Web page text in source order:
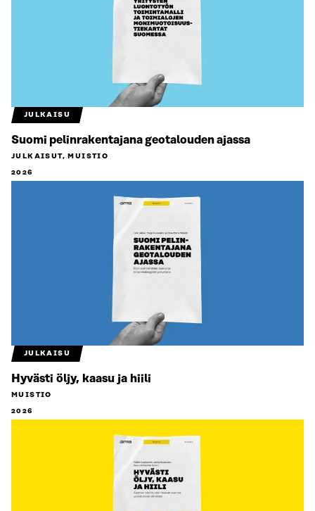
JULKAISU
Suomi pelinrakentajana geotalouden ajassa
JULKAISUT, MUISTIO
2026
JULKAISU
Hyvästi öljy, kaasu ja hiili
MUISTIO
2026